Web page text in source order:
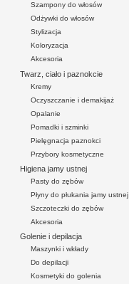
Szampony do włosów
Odżywki do włosów
Stylizacja
Koloryzacja
Akcesoria
Twarz, ciało i paznokcie
Kremy
Oczyszczanie i demakijaż
Opalanie
Pomadki i szminki
Pielęgnacja paznokci
Przybory kosmetyczne
Higiena jamy ustnej
Pasty do zębów
Płyny do płukania jamy ustnej
Szczoteczki do zębów
Akcesoria
Golenie i depilacja
Maszynki i wkłady
Do depilacji
Kosmetyki do golenia